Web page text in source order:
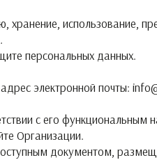
хранение, использование,
персональных данных.
электронной почты:
с его функциональным
Организации.
документом,